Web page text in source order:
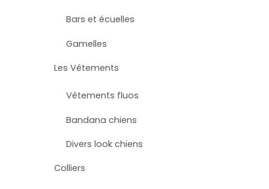
Bars et écuelles
Gamelles
Les Vêtements
Vêtements fluos
Bandana chiens
Divers look chiens
Colliers